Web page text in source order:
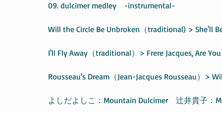
09. dulcimer medley　-instrumental-
Will the Circle Be Unbroken（traditional) > She'll
I'll Fly Away（traditional）> Frere Jacques, Are
Rousseau's Dream（Jean-Jacques Rousseau）>
よしだよしこ：Mountain Dulcimer　辻井貴子：